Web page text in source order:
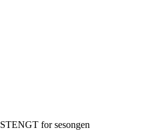
STENGT for sesongen